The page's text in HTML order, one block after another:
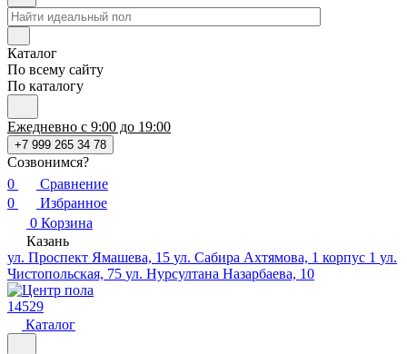
Каталог
По всему сайту
По каталогу
Ежедневно с 9:00 до 19:00
+7 999 265 34 78
Созвонимся?
0
Сравнение
0
Избранное
0 Корзина
Казань
ул. Проспект Ямашева, 15 ул. Сабира Ахтямова, 1 корпус 1 ул.
Чистопольская, 75 ул. Нурсултана Назарбаева, 10
14529
Каталог